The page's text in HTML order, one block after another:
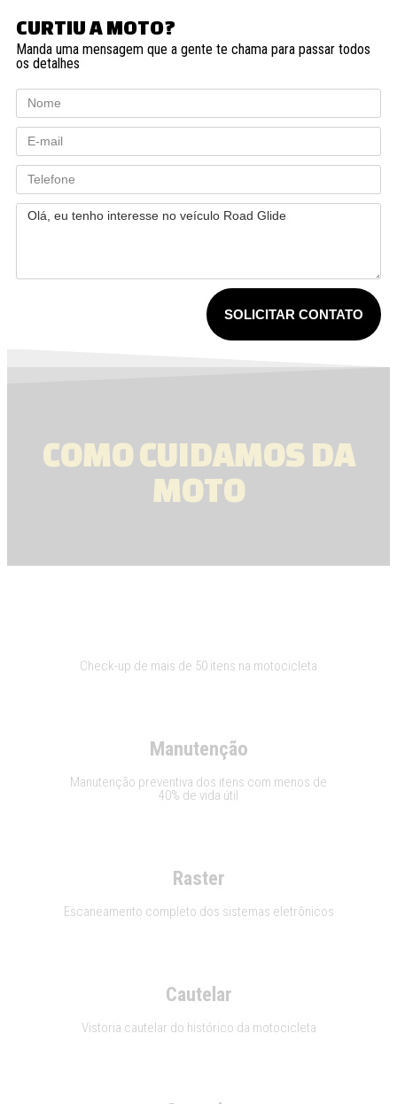
CURTIU A MOTO?
Manda uma mensagem que a gente te chama para passar todos
os detalhes
SOLICITAR CONTATO
COMO CUIDAMOS DA
MOTO
Check-up de mais de 50 itens na motocicleta
Manutenção
Manutenção preventiva dos itens com menos de
40% de vida útil
Raster
Escaneamento completo dos sistemas eletrônicos
Cautelar
Vistoria cautelar do histórico da motocicleta